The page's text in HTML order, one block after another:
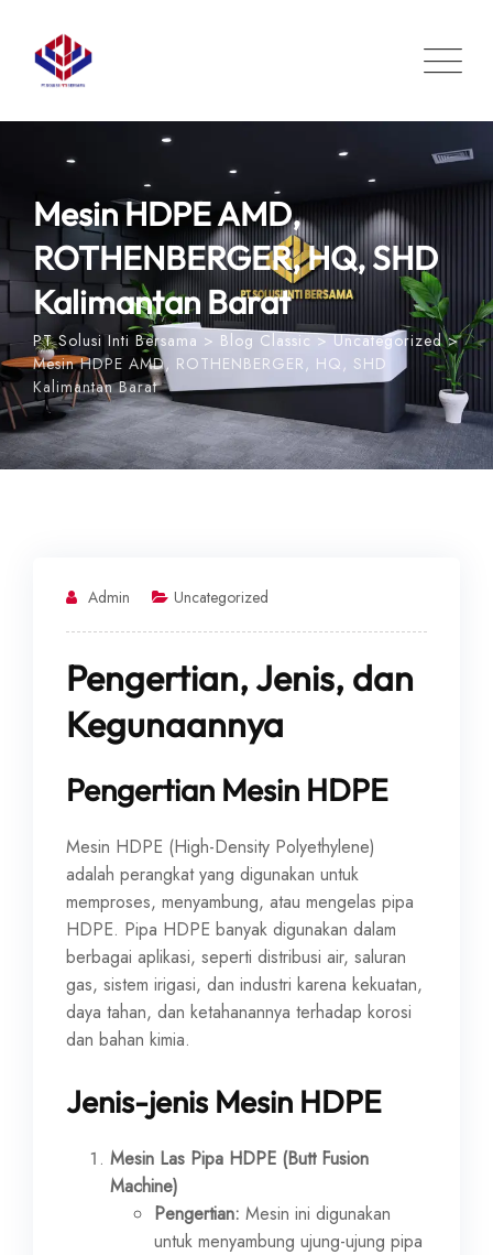
content
Mesin HDPE AMD,
ROTHENBERGER, HQ, SHD
Kalimantan Barat
PT Solusi Inti Bersama > Blog Classic>Uncategorized>
Mesin HDPE AMD, ROTHENBERGER, HQ, SHD
Kalimantan Barat
Admin Uncategorized
Pengertian, Jenis, dan
Kegunaannya
Pengertian Mesin HDPE
Mesin HDPE (High-Density Polyethylene)
adalah perangkat yang digunakan untuk
memproses, menyambung, atau mengelas pipa
HDPE. Pipa HDPE banyak digunakan dalam
berbagai aplikasi, seperti distribusi air, saluran
gas, sistem irigasi, dan industri karena kekuatan,
daya tahan, dan ketahanannya terhadap korosi
dan bahan kimia.
Jenis-jenis Mesin HDPE
Mesin Las Pipa HDPE (Butt Fusion
Machine)
Pengertian: Mesin ini digunakan
untuk menyambung ujung-ujung pipa